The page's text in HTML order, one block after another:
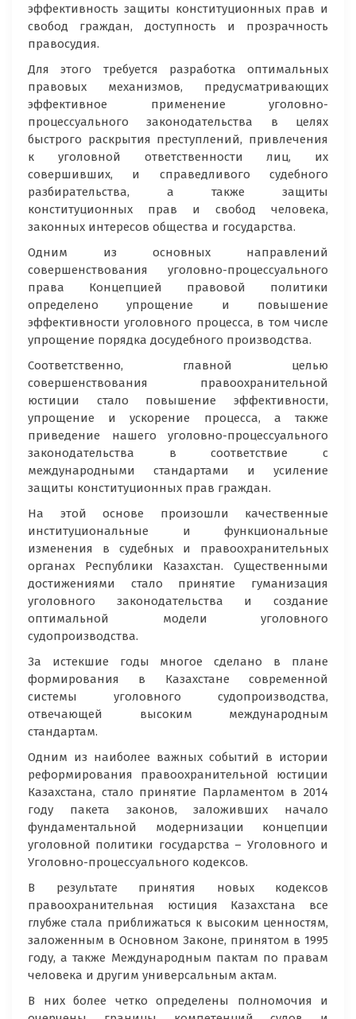
эффективность защиты конституционных прав и
свобод граждан, доступность и прозрачность
правосудия.
Для этого требуется разработка оптимальных
правовых механизмов, предусматривающих
эффективное применение уголовно-
процессуального законодательства в целях
быстрого раскрытия преступлений, привлечения
к уголовной ответственности лиц, их
совершивших, и справедливого судебного
разбирательства, а также защиты
конституционных прав и свобод человека,
законных интересов общества и государства.
Одним из основных направлений
совершенствования уголовно-процессуального
права Концепцией правовой политики
определено упрощение и повышение
эффективности уголовного процесса, в том числе
упрощение порядка досудебного производства.
Соответственно, главной целью
совершенствования правоохранительной
юстиции стало повышение эффективности,
упрощение и ускорение процесса, а также
приведение нашего уголовно-процессуального
законодательства в соответствие с
международными стандартами и усиление
защиты конституционных прав граждан.
На этой основе произошли качественные
институциональные и функциональные
изменения в судебных и правоохранительных
органах Республики Казахстан. Существенными
достижениями стало принятие гуманизация
уголовного законодательства и создание
оптимальной модели уголовного
судопроизводства.
За истекшие годы многое сделано в плане
формирования в Казахстане современной
системы уголовного судопроизводства,
отвечающей высоким международным
стандартам.
Одним из наиболее важных событий в истории
реформирования правоохранительной юстиции
Казахстана, стало принятие Парламентом в 2014
году пакета законов, заложивших начало
фундаментальной модернизации концепции
уголовной политики государства – Уголовного и
Уголовно-процессуального кодексов.
В результате принятия новых кодексов
правоохранительная юстиция Казахстана все
глубже стала приближаться к высоким ценностям,
заложенным в Основном Законе, принятом в 1995
году, а также Международным пактам по правам
человека и другим универсальным актам.
В них более четко определены полномочия и